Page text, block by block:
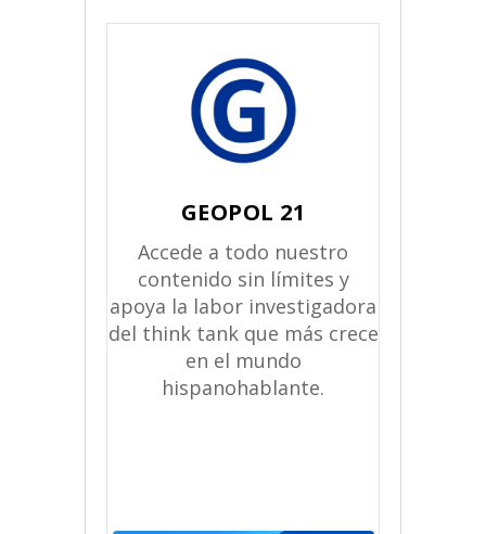
GEOPOL 21
Accede a todo nuestro
contenido sin límites y
apoya la labor investigadora
del think tank que más crece
en el mundo
hispanohablante.